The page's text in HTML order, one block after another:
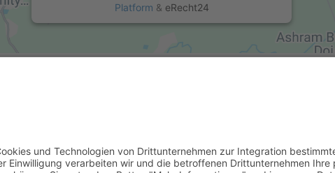
Platform & eRecht24
Datenschutz Social Media Intern